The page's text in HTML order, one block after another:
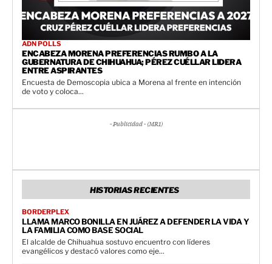
ADN POLLS
ENCABEZA MORENA PREFERENCIAS RUMBO A LA
GUBERNATURA DE CHIHUAHUA; PÉREZ CUÉLLAR LIDERA
ENTRE ASPIRANTES
Encuesta de Demoscopia ubica a Morena al frente en intención
de voto y coloca...
- Publicidad - (MR1)
HISTORIAS RECIENTES
BORDERPLEX
LLAMA MARCO BONILLA EN JUÁREZ A DEFENDER LA VIDA Y
LA FAMILIA COMO BASE SOCIAL
El alcalde de Chihuahua sostuvo encuentro con líderes
evangélicos y destacó valores como eje...